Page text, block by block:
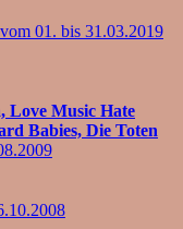
01. bis 31.03.2019
Love Music Hate
Babies, Die Toten